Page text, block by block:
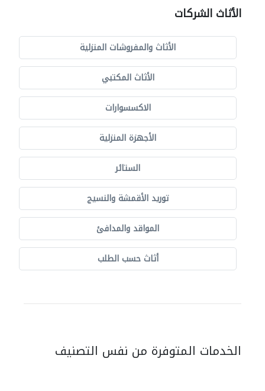
الأثاث الشركات
الأثاث والمفروشات المنزلية
الأثاث المكتبي
الاكسسوارات
الأجهزة المنزلية
الستائر
توريد الأقمشة والنسيج
المواقد والمدافئ
أثاث حسب الطلب
الخدمات المتوفرة من نفس التصنيف